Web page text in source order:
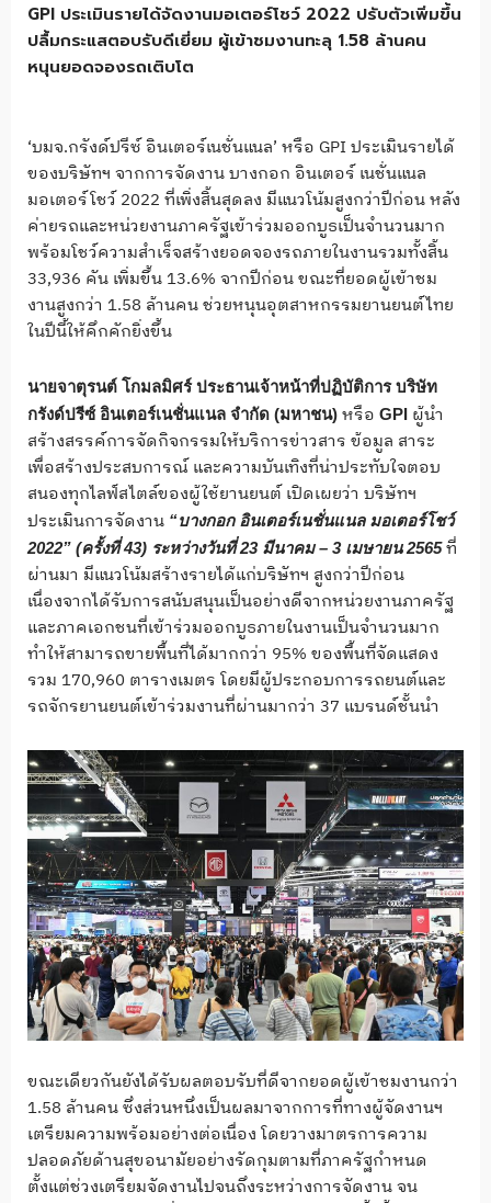
GPI ประเมินรายได้จัดงานมอเตอร์โชว์ 2022 ปรับตัวเพิ่มขึ้น
ปลื้มกระแสตอบรับดีเยี่ยม ผู้เข้าชมงานทะลุ 1.58 ล้านคน
หนุนยอดจองรถเติบโต
‘บมจ.กรังด์ปรีซ์ อินเตอร์เนชั่นแนล’ หรือ GPI ประเมินรายได้
ของบริษัทฯ จากการจัดงาน บางกอก อินเตอร์ เนชั่นแนล
มอเตอร์โชว์ 2022 ที่เพิ่งสิ้นสุดลง มีแนวโน้มสูงกว่าปีก่อน หลัง
ค่ายรถและหน่วยงานภาครัฐเข้าร่วมออกบูธเป็นจำนวนมาก
พร้อมโชว์ความสำเร็จสร้างยอดจองรถภายในงานรวมทั้งสิ้น
33,936 คัน เพิ่มขึ้น 13.6% จากปีก่อน ขณะที่ยอดผู้เข้าชม
งานสูงกว่า 1.58 ล้านคน ช่วยหนุนอุตสาหกรรมยานยนต์ไทย
ในปีนี้ให้คึกคักยิ่งขึ้น
นายจาตุรนต์ โกมลมิศร์ ประธานเจ้าหน้าที่ปฏิบัติการ บริษัท
กรังด์ปรีซ์ อินเตอร์เนชั่นแนล จำกัด (มหาชน) หรือ GPI ผู้นำ
สร้างสรรค์การจัดกิจกรรมให้บริการข่าวสาร ข้อมูล สาระ
เพื่อสร้างประสบการณ์ และความบันเทิงที่น่าประทับใจตอบ
สนองทุกไลฟ์สไตล์ของผู้ใช้ยานยนต์ เปิดเผยว่า บริษัทฯ
ประเมินการจัดงาน “บางกอก อินเตอร์เนชั่นแนล มอเตอร์โชว์
2022” (ครั้งที่ 43) ระหว่างวันที่ 23 มีนาคม – 3 เมษายน 2565 ที่
ผ่านมา มีแนวโน้มสร้างรายได้แก่บริษัทฯ สูงกว่าปีก่อน
เนื่องจากได้รับการสนับสนุนเป็นอย่างดีจากหน่วยงานภาครัฐ
และภาคเอกชนที่เข้าร่วมออกบูธภายในงานเป็นจำนวนมาก
ทำให้สามารถขายพื้นที่ได้มากกว่า 95% ของพื้นที่จัดแสดง
รวม 170,960 ตารางเมตร โดยมีผู้ประกอบการรถยนต์และ
รถจักรยานยนต์เข้าร่วมงานที่ผ่านมากว่า 37 แบรนด์ชั้นนำ
ขณะเดียวกันยังได้รับผลตอบรับที่ดีจากยอดผู้เข้าชมงานกว่า
1.58 ล้านคน ซึ่งส่วนหนึ่งเป็นผลมาจากการที่ทางผู้จัดงานฯ
เตรียมความพร้อมอย่างต่อเนื่อง โดยวางมาตรการความ
ปลอดภัยด้านสุขอนามัยอย่างรัดกุมตามที่ภาครัฐกำหนด
ตั้งแต่ช่วงเตรียมจัดงานไปจนถึงระหว่างการจัดงาน จน